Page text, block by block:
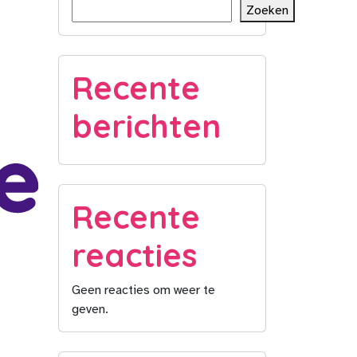
Zoeken
Recente
berichten
Recente
reacties
Geen reacties om weer te
geven.